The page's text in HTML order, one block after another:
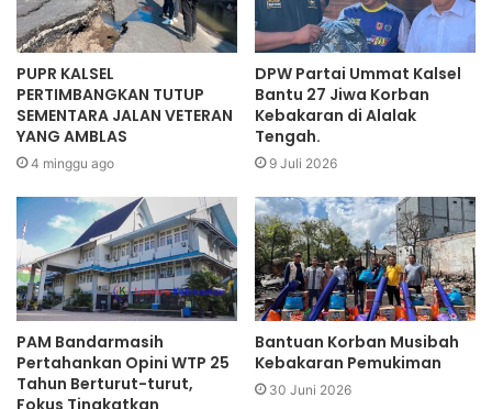
PUPR KALSEL
PERTIMBANGKAN TUTUP
SEMENTARA JALAN VETERAN
YANG AMBLAS
4 minggu ago
DPW Partai Ummat Kalsel
Bantu 27 Jiwa Korban
Kebakaran di Alalak
Tengah.
9 Juli 2026
PAM Bandarmasih
Pertahankan Opini WTP 25
Tahun Berturut-turut,
Bantuan Korban Musibah
Kebakaran Pemukiman
30 Juni 2026